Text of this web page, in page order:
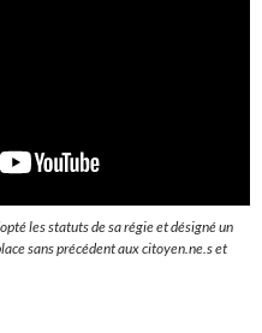
les statuts de sa régie et désigné un
sans précédent aux citoyen.ne.s et